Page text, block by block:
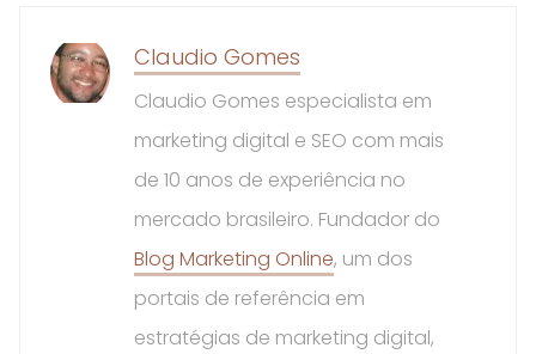
Claudio Gomes
Claudio Gomes especialista em
marketing digital e SEO com mais
de 10 anos de experiência no
mercado brasileiro. Fundador do
Blog Marketing Online, um dos
portais de referência em
estratégias de marketing digital,